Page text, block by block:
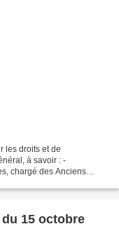
les droits et de
à savoir : -
chargé des Anciens
15 octobre